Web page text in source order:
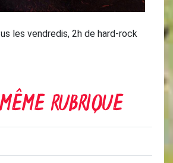
les vendredis, 2h de hard-rock
RUBRIQUE